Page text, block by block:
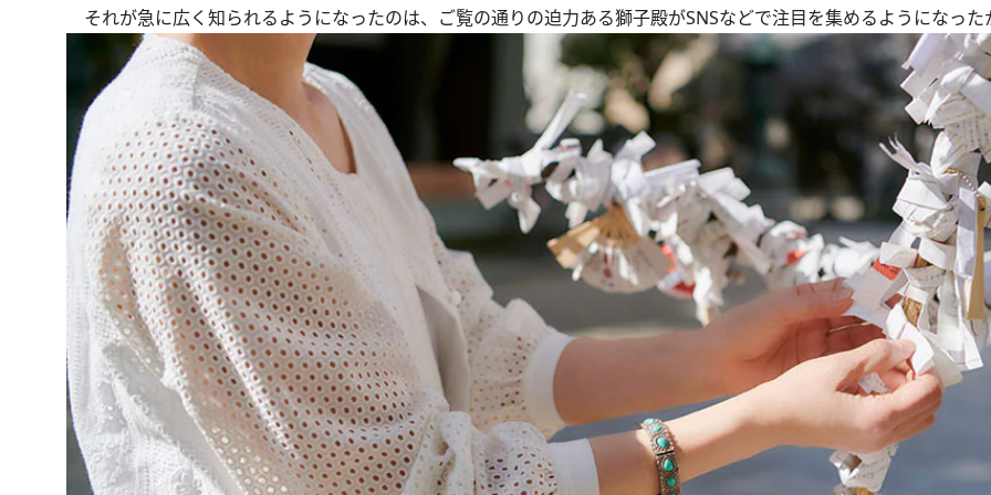
それが急に広く知られるようになったのは、ご覧の通りの迫力ある獅子殿がSNSなどで注目を集めるようになった